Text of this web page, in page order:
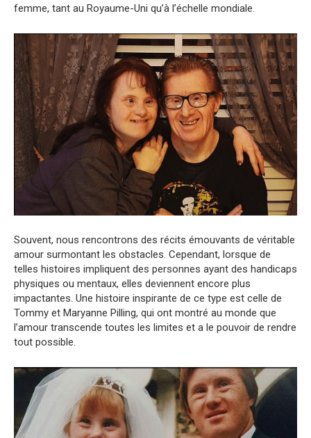
femme, tant au Royaume-Uni qu’à l’échelle mondiale.
Souvent, nous rencontrons des récits émouvants de véritable
amour surmontant les obstacles. Cependant, lorsque de
telles histoires impliquent des personnes ayant des handicaps
physiques ou mentaux, elles deviennent encore plus
impactantes. Une histoire inspirante de ce type est celle de
Tommy et Maryanne Pilling, qui ont montré au monde que
l’amour transcende toutes les limites et a le pouvoir de rendre
tout possible.